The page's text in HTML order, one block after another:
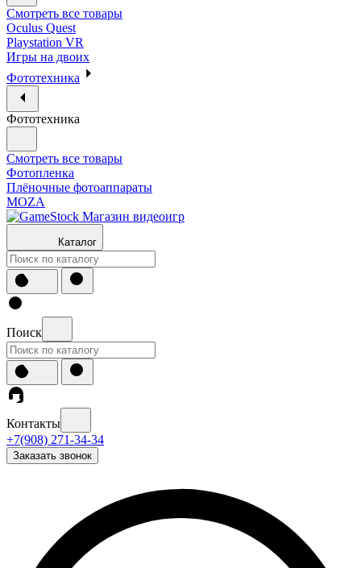
Смотреть все товары
Oculus Quest
Playstation VR
Игры на двоих
Фототехника
Фототехника
Смотреть все товары
Фотопленка
Плёночные фотоаппараты
MOZA
Каталог
Поиск
Контакты
+7(908) 271-34-34
Заказать звонок